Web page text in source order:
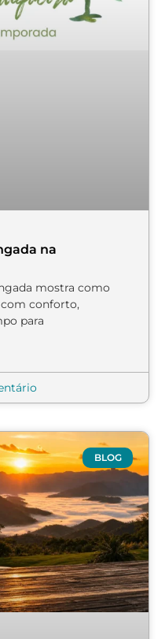
na
mostra como
com conforto,
para
BLOG